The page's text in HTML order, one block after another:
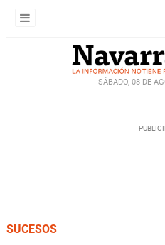
SÁBADO, 08 DE
SUCESOS